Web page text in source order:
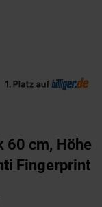
60 cm, Höhe
Fingerprint